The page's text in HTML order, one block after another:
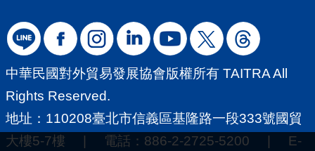
中華民國對外貿易發展協會版權所有 TAITRA All
Rights Reserved.
地址：110208臺北市信義區基隆路一段333號國貿
大樓5-7樓 | 電話：886-2-2725-5200 | E-